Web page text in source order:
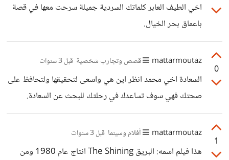
اخي الطيف العابر كلماتك السردية جميلة سرحت معها في قصة
باعماق بحر الخيال.
0
mattarmoutaz قصص وتجارب شخصية قبل 3 سنوات
السعادة اخي محمد انظر اين هي واسعى لتحقيقها ولتحافظ على
صحتك فهي سوف تساعدك في رحلتك للبحث عن السعادة.
1
mattarmoutaz أفلام وسينما قبل 3 سنوات
هذا فيلم اسمه: البريق The Shining انتاج عام 1980 ومن